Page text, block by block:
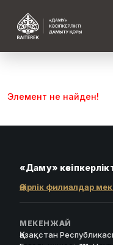
Элемент не найден!
«Даму»
Өңірлік филиалдар
МЕКЕНЖАЙ
Қазақстан